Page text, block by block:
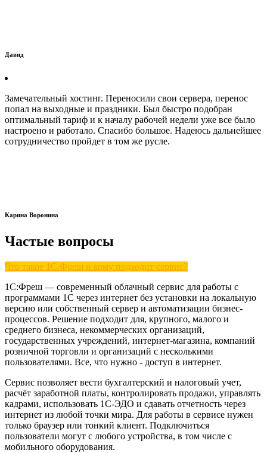
Давид
Замечательный хостинг. Переносили свои сервера, перенос
попал на выходные и праздники. Был быстро подобран
оптимальный тариф и к началу рабочей недели уже все было
настроено и работало. Спасибо большое. Надеюсь дальнейшее
сотрудничество пройдет в том же русле.
Карина Воронина
Частые вопросы
Что такое 1С:Фреш и кому подходит сервис?
1С:Фреш — современный облачный сервис для работы с
программами 1С через интернет без установки на локальную
версию или собственный сервер и автоматизации бизнес-
процессов. Решение подходит для, крупного, малого и
среднего бизнеса, некоммерческих организаций,
государственных учреждений, интернет-магазина, компаний
розничной торговли и организаций с несколькими
пользователями. Все, что нужно - доступ в интернет.
Сервис позволяет вести бухгалтерский и налоговый учет,
расчёт заработной платы, контролировать продажи, управлять
кадрами, использовать 1С-ЭДО и сдавать отчетность через
интернет из любой точки мира. Для работы в сервисе нужен
только браузер или тонкий клиент. Подключиться
пользователи могут с любого устройства, в том числе с
мобильного оборудования.